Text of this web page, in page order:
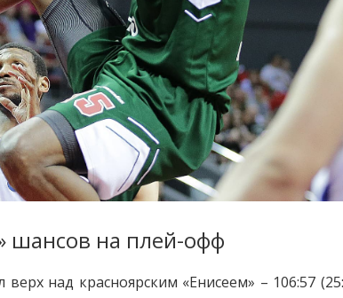
шансов на плей-офф
над красноярским «Енисеем» – 106:57